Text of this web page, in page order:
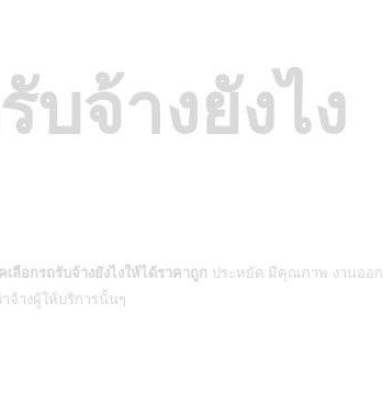
บจ้างยังไง
เลือกรถรับจ้างยังไงให้ได้ราคาถูก ประหยัด มีคุณภาพ งานออก
จ้างผู้ให้บริการนั้นๆ